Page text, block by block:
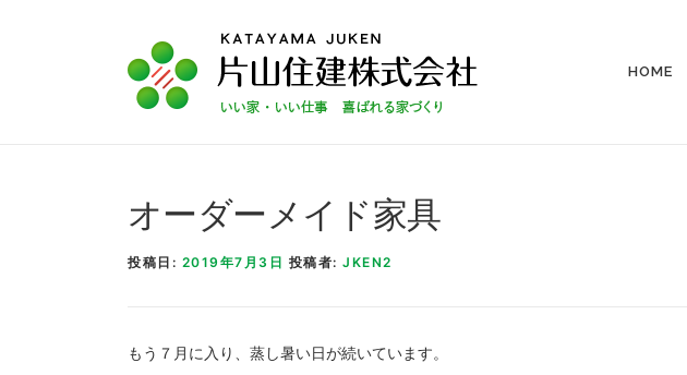
HOME
オーダーメイド家具
投稿日: 2019年7月3日 投稿者: JKEN2
もう７月に入り、蒸し暑い日が続いています。